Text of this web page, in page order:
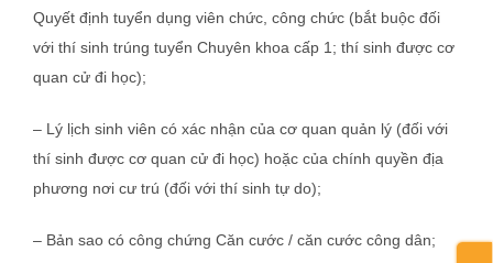
Quyết định tuyển dụng viên chức, công chức (bắt buộc đối
với thí sinh trúng tuyển Chuyên khoa cấp 1; thí sinh được cơ
quan cử đi học);
– Lý lịch sinh viên có xác nhận của cơ quan quản lý (đối với
thí sinh được cơ quan cử đi học) hoặc của chính quyền địa
phương nơi cư trú (đối với thí sinh tự do);
– Bản sao có công chứng Căn cước / căn cước công dân;